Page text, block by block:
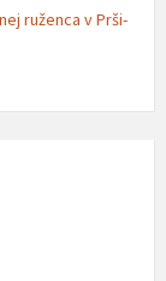
ruženca v Prši-